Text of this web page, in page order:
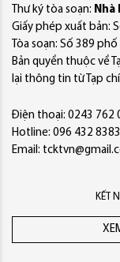
Thư ký tòa soạn: Nhà
Giấy phép xuất bản:
Tòa soạn: Số 389
Bản quyền thuộc về
lại thông tin từ Tạp
Điện thoại: 0243 762
Hotline: 096 432 8383
Email:
KẾT